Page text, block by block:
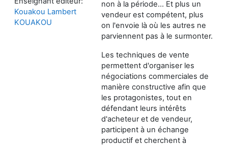
non à la période... Et plus un
vendeur est compétent, plus
on l'envoie là où les autres ne
parviennent pas à le surmonter.
Les techniques de vente
permettent d'organiser les
négociations commerciales de
manière constructive afin que
les protagonistes, tout en
défendant leurs intérêts
d'acheteur et de vendeur,
participent à un échange
productif et cherchent à
Kouakou Lambert
KOUAKOU